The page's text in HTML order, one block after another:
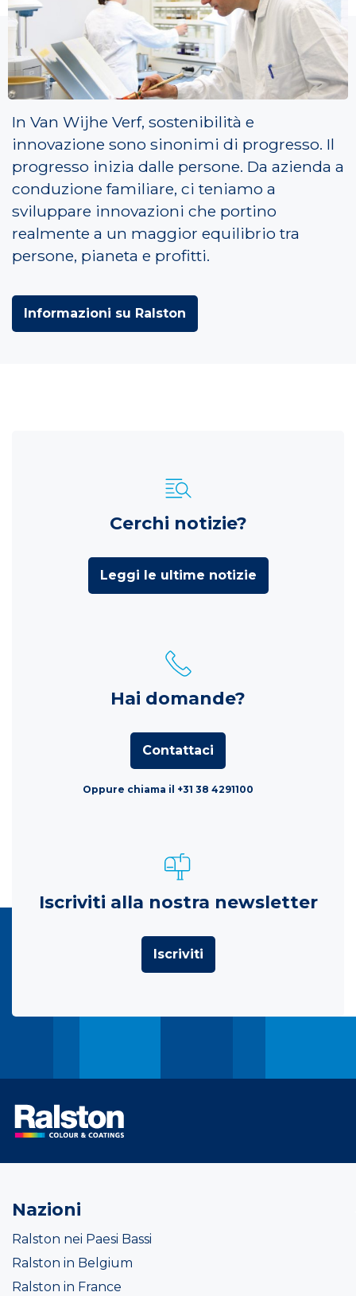
Pittura Passione Persone
In Van Wijhe Verf, sostenibilità e
innovazione sono sinonimi di progresso. Il
progresso inizia dalle persone. Da azienda a
conduzione familiare, ci teniamo a
sviluppare innovazioni che portino
realmente a un maggior equilibrio tra
persone, pianeta e profitti.
Informazioni su Ralston
Cerchi notizie?
Leggi le ultime notizie
Hai domande?
Contattaci
Oppure chiama il +31 38 4291100
Iscriviti alla nostra newsletter
Iscriviti
Nazioni
Ralston nei Paesi Bassi
Ralston in Belgium
Ralston in France